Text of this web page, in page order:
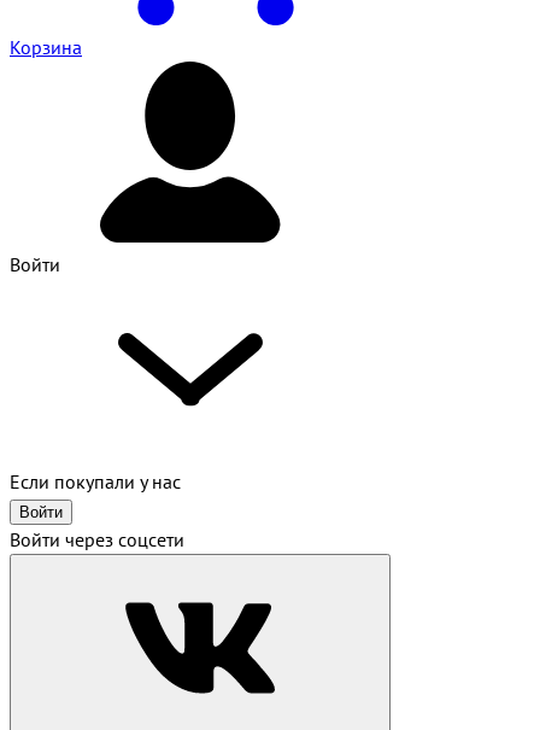
Корзина
Войти
Если покупали у нас
Войти
Войти через соцсети